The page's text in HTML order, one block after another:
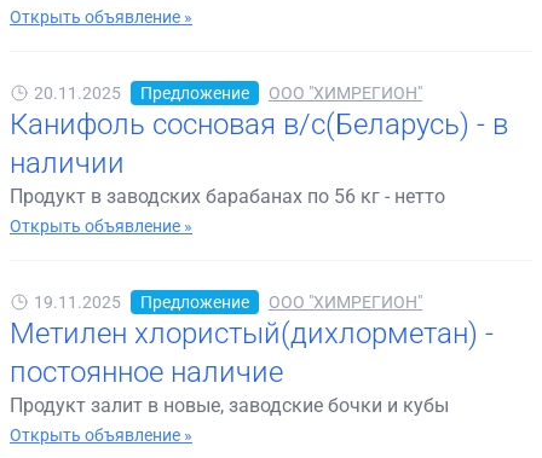
Открыть объявление »
20.11.2025 Предложение ООО "ХИМРЕГИОН"
Канифоль сосновая в/с(Беларусь) - в
наличии
Продукт в заводских барабанах по 56 кг - нетто
Открыть объявление »
19.11.2025 Предложение ООО "ХИМРЕГИОН"
Метилен хлористый(дихлорметан) -
постоянное наличие
Продукт залит в новые, заводские бочки и кубы
Открыть объявление »